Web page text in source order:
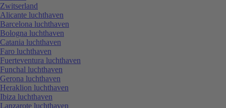
Zwitserland
Alicante luchthaven
Barcelona luchthaven
Bologna luchthaven
Catania luchthaven
Faro luchthaven
Fuerteventura luchthaven
Funchal luchthaven
Gerona luchthaven
Heraklion luchthaven
Ibiza luchthaven
Lanzarote luchthaven